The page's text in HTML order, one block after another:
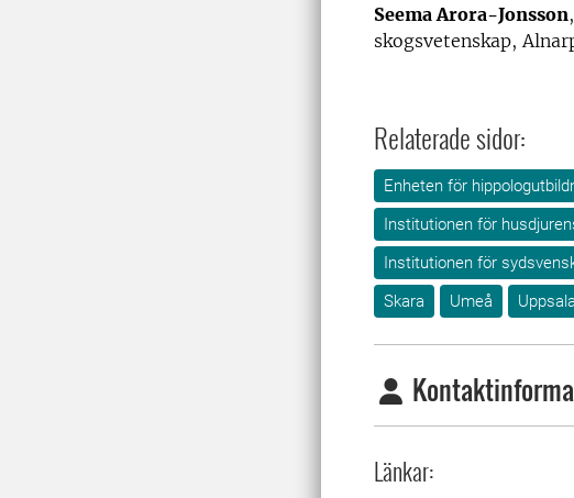
Seema Arora-Jonsson
skogsvetenskap,
Relaterade sidor:
Enheten för
Institutionen för
Institutionen för
Skara
Umeå Uppsala
Länkar: